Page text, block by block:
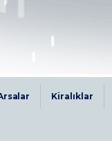
Kiralıklar